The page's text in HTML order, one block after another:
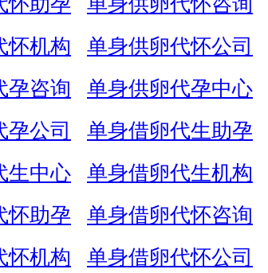
怀机构
单身供卵代怀公司
孕咨询
单身供卵代孕中心
孕公司
单身借卵代生助孕
生中心
单身借卵代生机构
怀助孕
单身借卵代怀咨询
怀机构
单身借卵代怀公司